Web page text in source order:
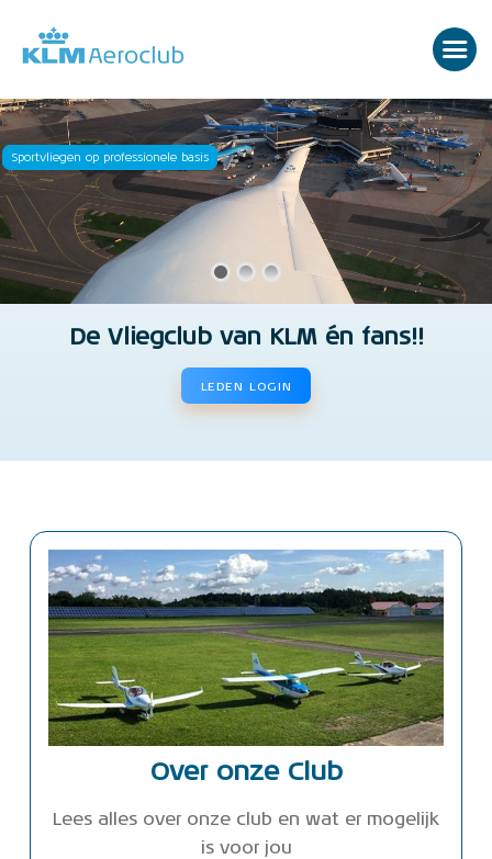
Sportvliegen op professionele basis
De Vliegclub van KLM én fans!!
LEDEN LOGIN
Over onze Club
Lees alles over onze club en wat er mogelijk
is voor jou